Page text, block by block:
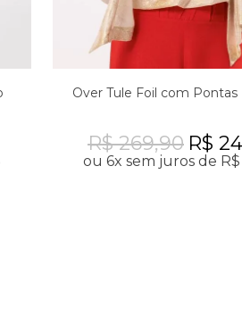
Over Tule Foil com Pontas
R$ 269,90 R$
ou 6x sem juros de